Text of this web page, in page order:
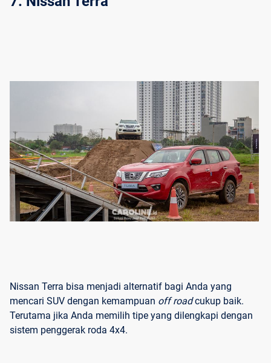
Nissan Terra bisa menjadi alternatif bagi Anda yang
mencari SUV dengan kemampuan off roadcukup baik.
Terutama jika Anda memilih tipe yang dilengkapi dengan
sistem penggerak roda 4x4.